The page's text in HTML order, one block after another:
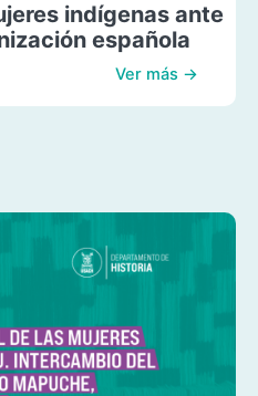
indígenas ante
española
Ver más →